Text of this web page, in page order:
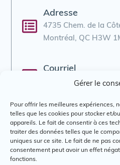
Gérer le
Pour offrir les meilleures expériences,
telles que les cookies pour stocker et/
appareils. Le fait de consentir à ces
traiter des données telles que le
uniques sur ce site. Le fait de ne pas
consentement peut avoir un effet
fonctions.
Adresse
4735 Chem. de la
Montréal, QC H3W
Courriel
Téléphone
514-738-2036
Site web